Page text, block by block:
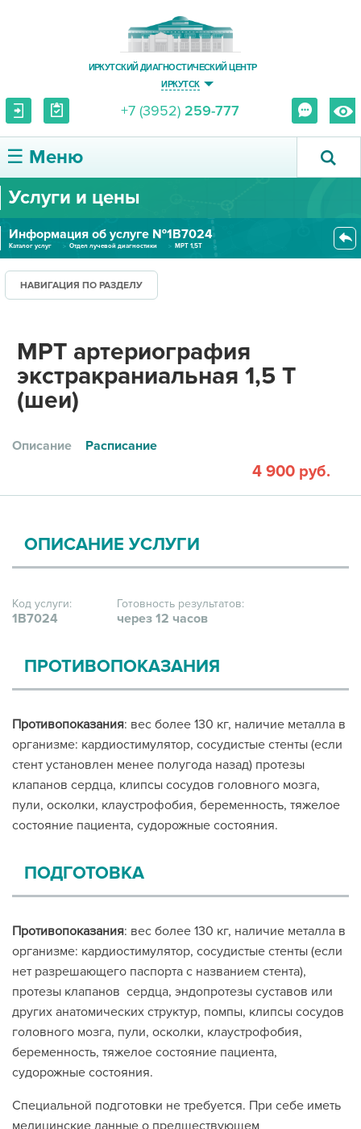
ИРКУТСКИЙ ДИАГНОСТИЧЕСКИЙ ЦЕНТР
ИРКУТСК
+7 (3952) 259-777
☰ Меню
О ЦЕНТРЕ
УСЛУГИ И ЦЕНЫ
ПАЦИЕНТУ
ПРАВОВАЯ ИНФОРМАЦИЯ
Услуги и цены
Информация об услуге №1В7024
Каталог услуг Отдел лучевой диагностики
МРТ 1,5Т
НАВИГАЦИЯ ПО РАЗДЕЛУ
МРТ артериография
экстракраниальная 1,5 Т
(шеи)
Описание Расписание
4 900 руб.
ОПИСАНИЕ УСЛУГИ
Код услуги:
1В7024
Готовность результатов:
через 12 часов
ПРОТИВОПОКАЗАНИЯ
Противопоказания: вес более 130 кг, наличие металла в
организме: кардиостимулятор, сосудистые стенты (если
стент установлен менее полугода назад) протезы
клапанов сердца, клипсы сосудов головного мозга,
пули, осколки, клаустрофобия, беременность, тяжелое
состояние пациента, судорожные состояния.
ПОДГОТОВКА
Противопоказания: вес более 130 кг, наличие металла в
организме: кардиостимулятор, сосудистые стенты (если
нет разрешающего паспорта с названием стента),
протезы клапанов сердца, эндопротезы суставов или
других анатомических структур, помпы, клипсы сосудов
головного мозга, пули, осколки, клаустрофобия,
беременность, тяжелое состояние пациента,
судорожные состояния.
Специальной подготовки не требуется. При себе иметь
медицинские данные о предшествующем